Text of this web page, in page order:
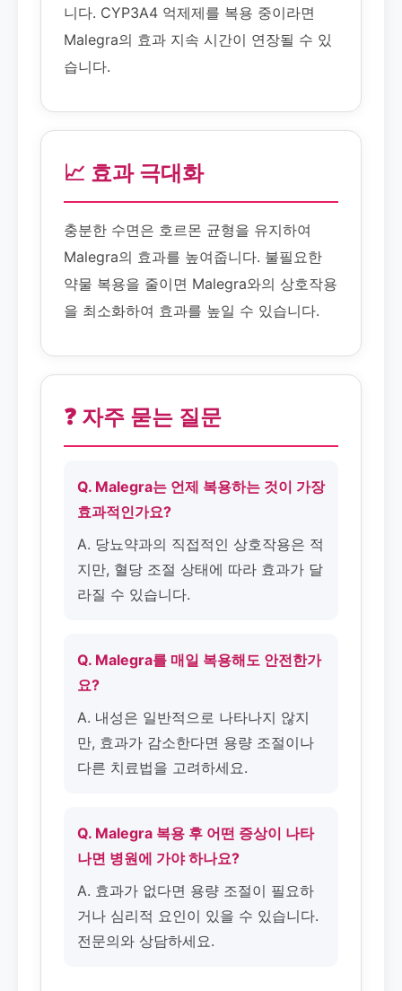
니다. CYP3A4 억제제를 복용 중이라면
Malegra의 효과 지속 시간이 연장될 수 있
습니다.
📈 효과 극대화
충분한 수면은 호르몬 균형을 유지하여
Malegra의 효과를 높여줍니다. 불필요한
약물 복용을 줄이면 Malegra와의 상호작용
을 최소화하여 효과를 높일 수 있습니다.
❓ 자주 묻는 질문
Q. Malegra는 언제 복용하는 것이 가장
효과적인가요?
A. 당뇨약과의 직접적인 상호작용은 적
지만, 혈당 조절 상태에 따라 효과가 달
라질 수 있습니다.
Q. Malegra를 매일 복용해도 안전한가
요?
A. 내성은 일반적으로 나타나지 않지
만, 효과가 감소한다면 용량 조절이나
다른 치료법을 고려하세요.
Q. Malegra 복용 후 어떤 증상이 나타
나면 병원에 가야 하나요?
A. 효과가 없다면 용량 조절이 필요하
거나 심리적 요인이 있을 수 있습니다.
전문의와 상담하세요.